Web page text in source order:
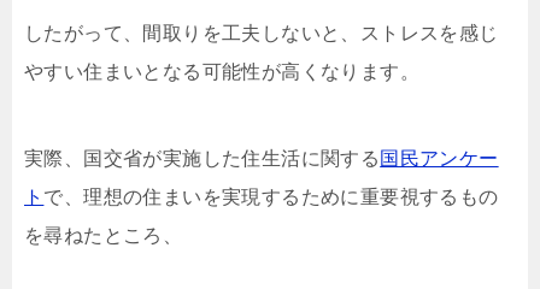
したがって、間取りを工夫しないと、ストレスを感じ
やすい住まいとなる可能性が高くなります。
実際、国交省が実施した住生活に関する 国民アンケー
ト で、理想の住まいを実現するために重要視するもの
を尋ねたところ、